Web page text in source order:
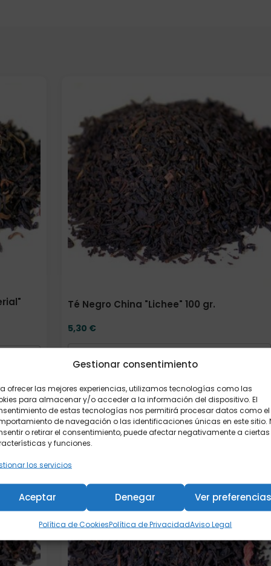
Gestionar consentimiento
ofrecer las mejores experiencias, utilizamos tecnologías como las
para almacenar y/o acceder a la información del dispositivo. El
de estas tecnologías nos permitirá procesar datos como el
de navegación o las identificaciones únicas en este sitio.
o retirar el consentimiento, puede afectar negativamente a ciertas
y funciones.
los servicios
Aceptar Denegar Ver
Política de CookiesPolítica de PrivacidadAviso Legal
Té Negro China "Lichee" 100 gr.
5,30 €
Añadir al carrito
Formato